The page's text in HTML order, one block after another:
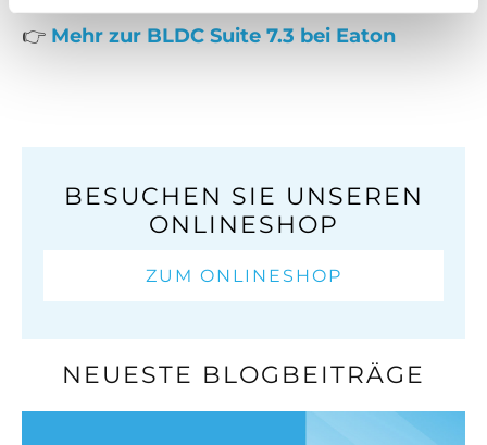
👉 Mehr zur BLDC Suite 7.3 bei Eaton
BESUCHEN SIE UNSEREN
ONLINESHOP
ZUM ONLINESHOP
NEUESTE BLOGBEITRÄGE